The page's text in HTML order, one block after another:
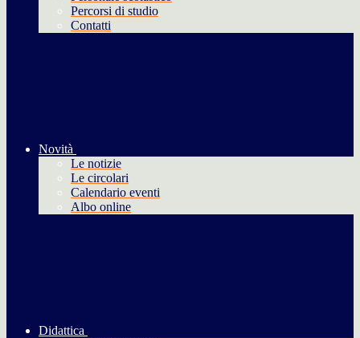
Percorsi di studio
Contatti
Novità
Le notizie
Le circolari
Calendario eventi
Albo online
Didattica